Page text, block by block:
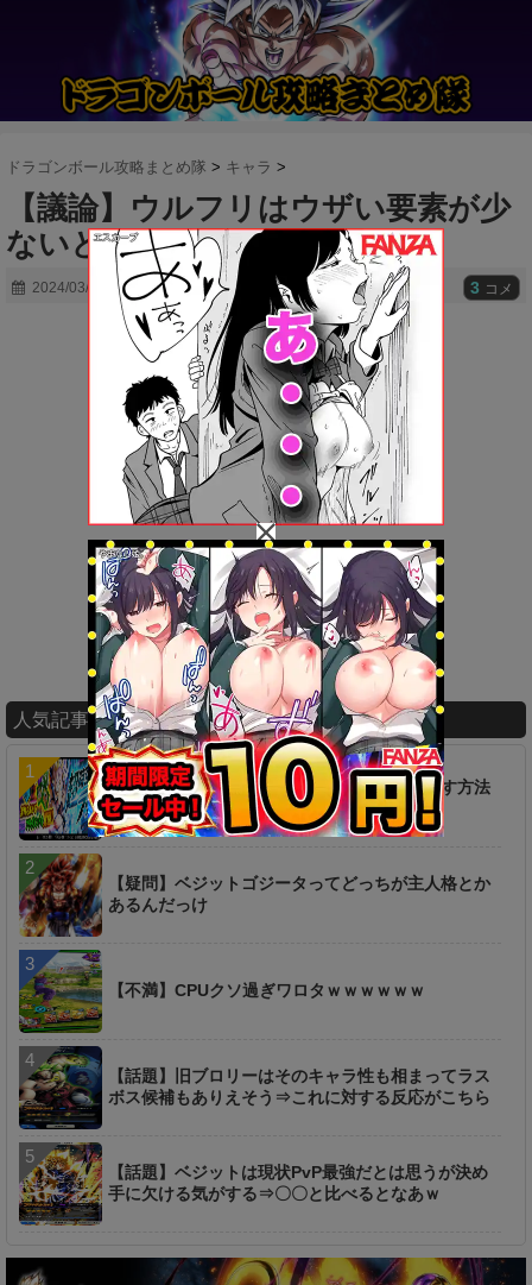
ドラゴンボール攻略まとめ隊 > キャラ >
【議論】ウルフリはウザい要素が少
ないと思うwwwww
2024/03/31 3 コメ
人気記事ランキング
【疑問】超時空ラッシュは一つ前からやり直す方法
は無いのか…？
【疑問】ベジットゴジータってどっちが主人格とか
あるんだっけ
【不満】CPUクソ過ぎワロタｗｗｗｗｗｗ
【話題】旧ブロリーはそのキャラ性も相まってラス
ボス候補もありえそう⇒これに対する反応がこちら
【話題】ベジットは現状PvP最強だとは思うが決め
手に欠ける気がする⇒〇〇と比べるとなあｗ